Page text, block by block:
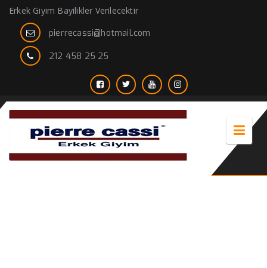
Erkek Giyim Bayilikler Verilecektir
pierrecassi@hotmail.com
212 458 25 25